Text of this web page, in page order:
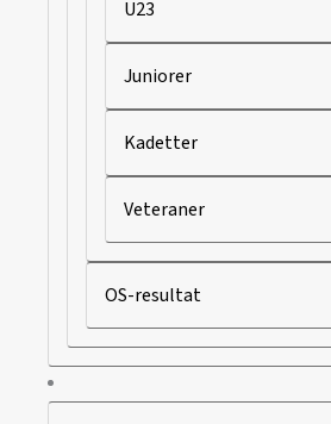
U23
Juniorer
Kadetter
Veteraner
OS-resultat